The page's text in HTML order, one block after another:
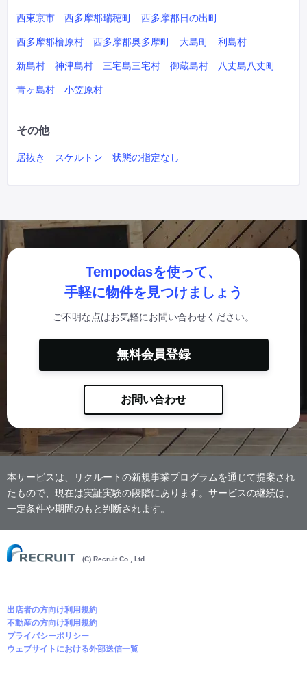
西東京市 西多摩郡瑞穂町 西多摩郡日の出町
西多摩郡檜原村 西多摩郡奥多摩町 大島町 利島村
新島村 神津島村 三宅島三宅村 御蔵島村 八丈島八丈町
青ヶ島村 小笠原村
その他
居抜き スケルトン 状態の指定なし
Tempodasを使って、
手軽に物件を見つけましょう
ご不明な点はお気軽にお問い合わせください。
無料会員登録
お問い合わせ
本サービスは、リクルートの新規事業プログラムを通じて提案され
たもので、現在は実証実験の段階にあります。サービスの継続は、
一定条件や期間のもと判断されます。
(C) Recruit Co., Ltd.
出店者の方向け利用規約
不動産の方向け利用規約
プライバシーポリシー
ウェブサイトにおける外部送信一覧